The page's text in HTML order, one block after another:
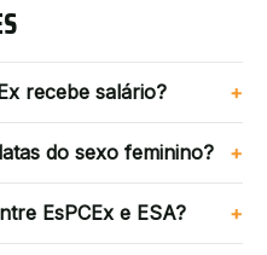
recebe salário? +
do sexo feminino? +
EsPCEx e ESA? +